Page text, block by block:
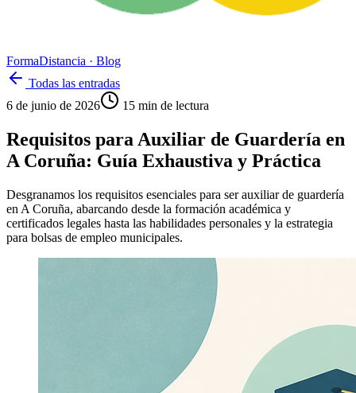
FormaDistancia · Blog
Todas las entradas
6 de junio de 2026
15 min de lectura
Requisitos para Auxiliar de Guardería en
A Coruña: Guía Exhaustiva y Práctica
Desgranamos los requisitos esenciales para ser auxiliar de guardería
en A Coruña, abarcando desde la formación académica y
certificados legales hasta las habilidades personales y la estrategia
para bolsas de empleo municipales.